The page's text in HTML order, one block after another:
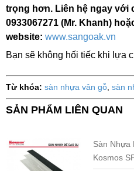
trọng hơn. Liên hệ ngay với
0933067271 (Mr. Khanh)
website: www.sangoak.vn
Bạn sẽ không hối tiếc khi lựa
Từ khóa: sàn nhựa vân gỗ sàn
SẢN PHẨM LIÊN QUAN
Sàn Nhựa
Kosmos